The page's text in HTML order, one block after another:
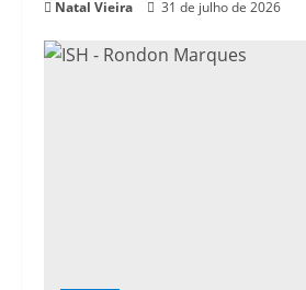
Natal Vieira 31 de julho de 2026